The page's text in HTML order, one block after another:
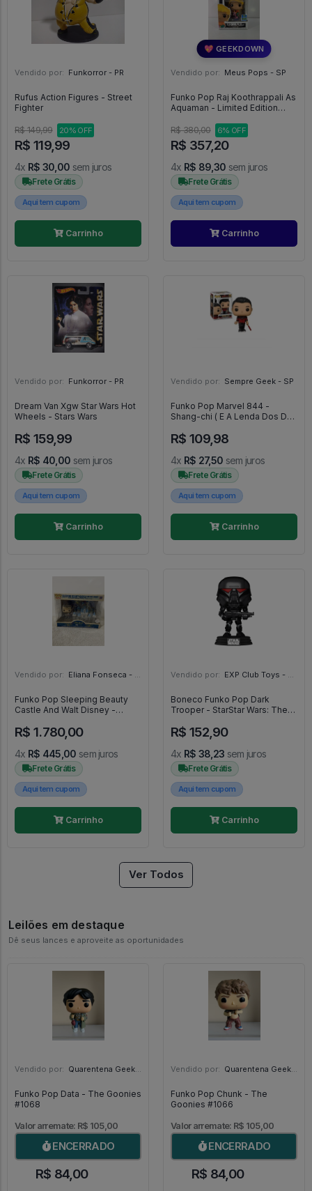
Vendido por: Funkorror - PR
Rufus Action Figures - Street
Fighter
R$ 149,99 20% OFF
R$ 119,99
4x R$ 30,00 sem juros
Frete Grátis
Aqui tem cupom
Carrinho
💖 GEEKDOWN
Vendido por: Meus Pops - SP
Funko Pop Raj Koothrappali As
Aquaman - Limited Edition
Bang Theory #832
R$ 380,00 6% OFF
R$ 357,20
4x R$ 89,30 sem juros
Frete Grátis
Aqui tem cupom
Carrinho
Vendido por: Funkorror - PR
Dream Van Xgw Star Wars Hot
Wheels - Stars Wars
R$ 159,99
4x R$ 40,00 sem juros
Frete Grátis
Aqui tem cupom
Carrinho
Vendido por: Sempre Geek - SP
Funko Pop Marvel 844 -
Shang-chi ( E A Lenda Dos Dez
R$ 109,98
4x R$ 27,50 sem juros
Frete Grátis
Aqui tem cupom
Carrinho
Vendido por: Eliana Fonseca - SP
Funko Pop Sleeping Beauty
Castle And Walt Disney -
Disneyland 65th Anniversary -
R$ 1.780,00
4x R$ 445,00 sem juros
Frete Grátis
Aqui tem cupom
Carrinho
Vendido por: EXP Club Toys - SP
Boneco Funko Pop Dark
Trooper - StarStar Wars: The
R$ 152,90
4x R$ 38,23 sem juros
Frete Grátis
Aqui tem cupom
Carrinho
Ver Todos
Leilões em destaque
Dê seus lances e aproveite as oportunidades
Vendido por: Quarentena Geek Store - SP
Funko Pop Data - The Goonies
#1068
Valor arremate: R$ 105,00
ENCERRADO
R$ 84,00
Vendido por: Quarentena Geek Store - SP
Funko Pop Chunk - The
Goonies #1066
Valor arremate: R$ 105,00
ENCERRADO
R$ 84,00